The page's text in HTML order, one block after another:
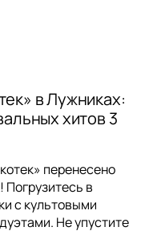
в Лужниках:
хитов 3
перенесено
Погрузитесь в
с культовыми
Не упустите